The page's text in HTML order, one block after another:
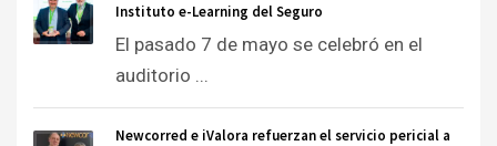
Instituto e-Learning del Seguro
El pasado 7 de mayo se celebró en el
auditorio ...
Newcorred e iValora refuerzan el servicio pericial a